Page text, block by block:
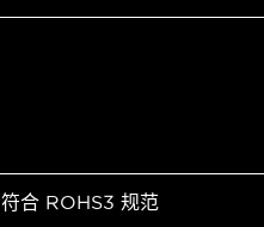
符合 ROHS3 规范